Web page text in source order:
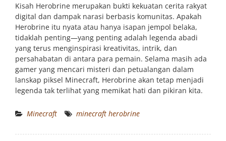
Kisah Herobrine merupakan bukti kekuatan cerita rakyat
digital dan dampak narasi berbasis komunitas. Apakah
Herobrine itu nyata atau hanya isapan jempol belaka,
tidaklah penting—yang penting adalah legenda abadi
yang terus menginspirasi kreativitas, intrik, dan
persahabatan di antara para pemain. Selama masih ada
gamer yang mencari misteri dan petualangan dalam
lanskap piksel Minecraft, Herobrine akan tetap menjadi
legenda tak terlihat yang memikat hati dan pikiran kita.
Minecraft minecraft herobrine